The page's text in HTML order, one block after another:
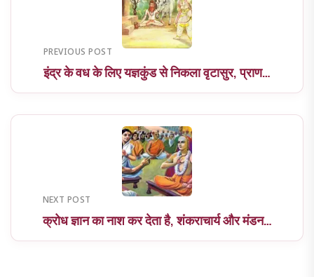
PREVIOUS POST
इंद्र के वध के लिए यज्ञकुंड से निकला वृटासुर, प्राण…
NEXT POST
क्रोध ज्ञान का नाश कर देता है, शंकराचार्य और मंडन…